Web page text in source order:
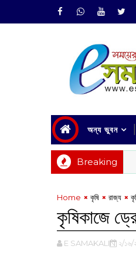
অন্য ভুবন
Breaking
Home কৃষি রাজ্য
কৃষিকাজে
E SAMAKALIN ২/